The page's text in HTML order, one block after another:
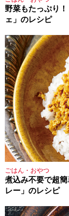
野菜もたっぷり
ェ」のレシピ
ごはん・おやつ
煮込み不要で超
レー」のレシピ